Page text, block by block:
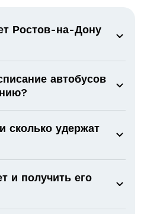
Ростов-на-Дону
автобусов
сколько удержат
и получить его